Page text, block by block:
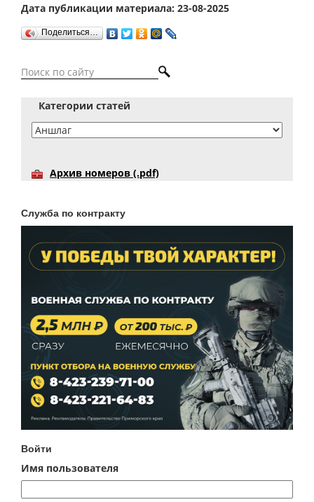
Дата публикации материала: 23-08-2025
Поделиться…
Категории статей
Архив номеров (.pdf)
Служба по контракту
Войти
Имя пользователя